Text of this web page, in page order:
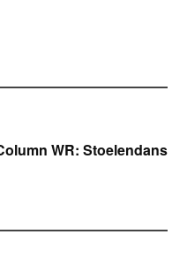
WR: Stoelendans